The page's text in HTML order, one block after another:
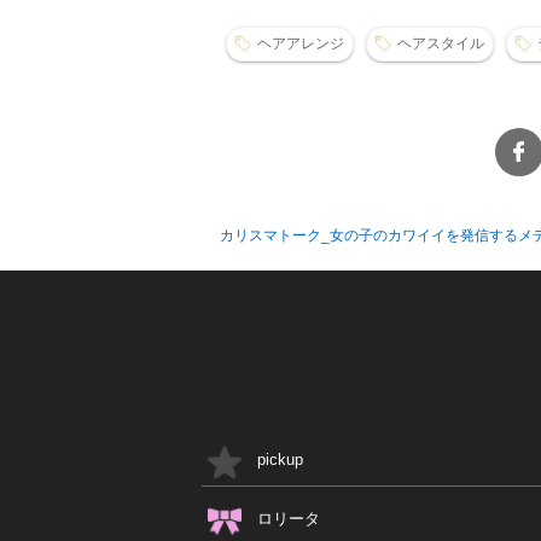
ヘアアレンジ ヘアスタイル
カリスマトーク_女の子のカワイイを発信するメ
pickup
ロリータ